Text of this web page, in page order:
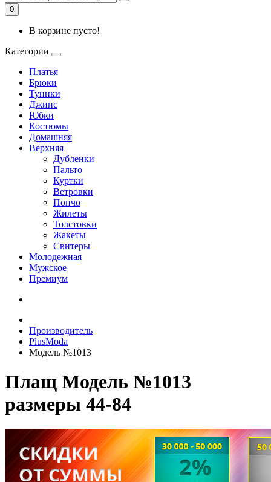
0
В корзине пусто!
Категории
Платья
Брюки
Туники
Джинс
Юбки
Костюмы
Домашняя
Верхняя
Дубленки
Пальто
Куртки
Ветровки
Пончо
Жилеты
Толстовки
Жакеты
Свитеры
Молодежная
Мужское
Премиум
Производитель
PlusModa
Модель №1013
Плащ Модель №1013
размеры 44-84